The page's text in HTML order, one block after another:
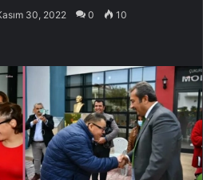
30, 2022 0 10